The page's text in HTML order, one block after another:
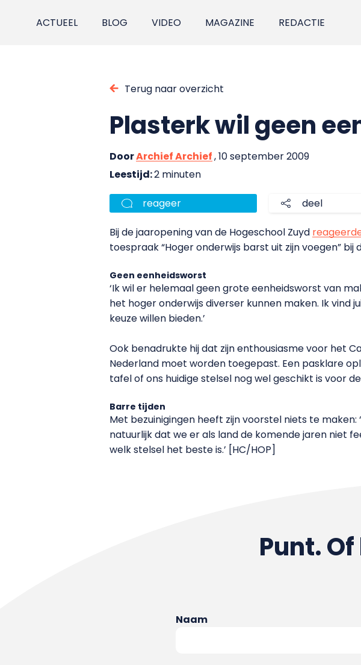
ACTUEEL BLOG VIDEO MAGAZINE REDACTIE
Terug naar overzicht
Plasterk wil geen
DoorArchief Archief, 10 september 2009
Leestijd:2 minuten
reageer deel
Bij de jaaropening van de Hogeschool Zuyd
toespraak “Hoger onderwijs barst uit zijn voegen”
Geen eenheidsworst
‘Ik wil er helemaal geen grote eenheidsworst van
het hoger onderwijs diverser kunnen maken. Ik vind
keuze willen bieden.’
Ook benadrukte hij dat zijn enthousiasme voor het
Nederland moet worden toegepast. Een pasklare
tafel of ons huidige stelsel nog wel geschikt is voor
Barre tijden
Met bezuinigingen heeft zijn voorstel niets te
natuurlijk dat we er als land de komende jaren niet
welk stelsel het beste is.’ [HC/HOP]
Punt.
Naam